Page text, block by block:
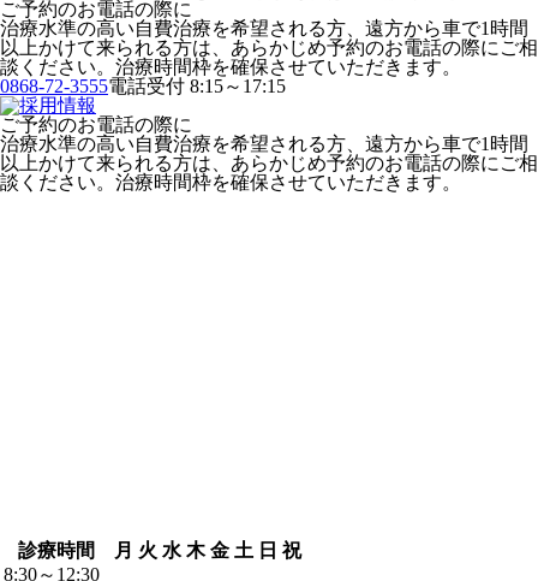
ご予約のお電話の際に
治療水準の高い自費治療を希望される方、遠方から車で1時間
以上かけて来られる方は、あらかじめ予約のお電話の際にご相
談ください。治療時間枠を確保させていただきます。
0868-72-3555電話受付 8:15～17:15
ご予約のお電話の際に
治療水準の高い自費治療を希望される方、遠方から車で1時間
以上かけて来られる方は、あらかじめ予約のお電話の際にご相
談ください。治療時間枠を確保させていただきます。
診療時間 月 火 水 木 金 土 日 祝
8:30～12:30